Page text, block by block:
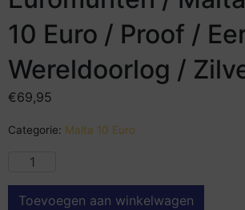
10 Euro / Proof /
Wereldoorlog /
€69,95
Categorie: Malta 10 Euro
Toevoegen aan winkelwagen